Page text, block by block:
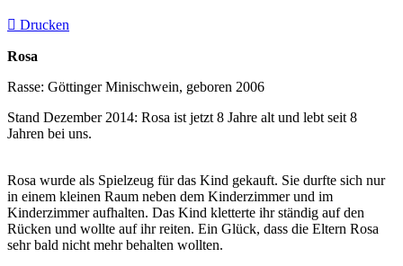
Drucken
Rosa
Rasse: Göttinger Minischwein, geboren 2006
Stand Dezember 2014: Rosa ist jetzt 8 Jahre alt und lebt seit 8
Jahren bei uns.
Rosa wurde als Spielzeug für das Kind gekauft. Sie durfte sich nur
in einem kleinen Raum neben dem Kinderzimmer und im
Kinderzimmer aufhalten. Das Kind kletterte ihr ständig auf den
Rücken und wollte auf ihr reiten. Ein Glück, dass die Eltern Rosa
sehr bald nicht mehr behalten wollten.